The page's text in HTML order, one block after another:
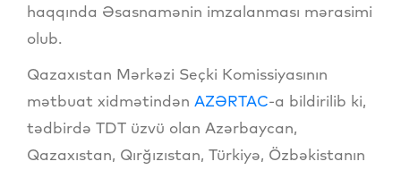
haqqında Əsasnamənin imzalanması mərasimi
olub.
Qazaxıstan Mərkəzi Seçki Komissiyasının
mətbuat xidmətindən AZƏRTAC-a bildirilib ki,
tədbirdə TDT üzvü olan Azərbaycan,
Qazaxıstan, Qırğızıstan, Türkiyə, Özbəkistanın